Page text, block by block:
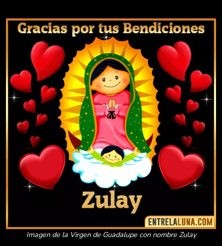
Imagen de la Virgen de Guadalupe con nombre Zulay